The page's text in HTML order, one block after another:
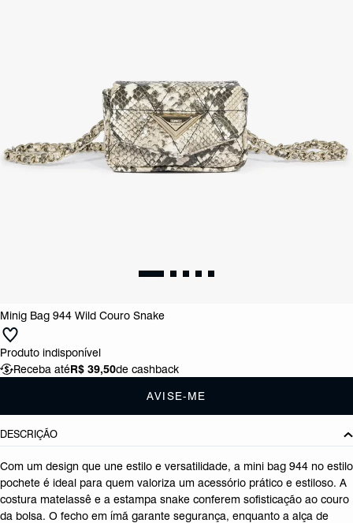
Minig Bag 944 Wild Couro Snake
Produto indisponível
Receba atéR$ 39,50de cashback
AVISE-ME
DESCRIÇÃO
Com um design que une estilo e versatilidade, a mini bag 944 no estilo
pochete é ideal para quem valoriza um acessório prático e estiloso. A
costura matelassê e a estampa snake conferem sofisticação ao couro
da bolsa. O fecho em ímã garante segurança, enquanto a alça de